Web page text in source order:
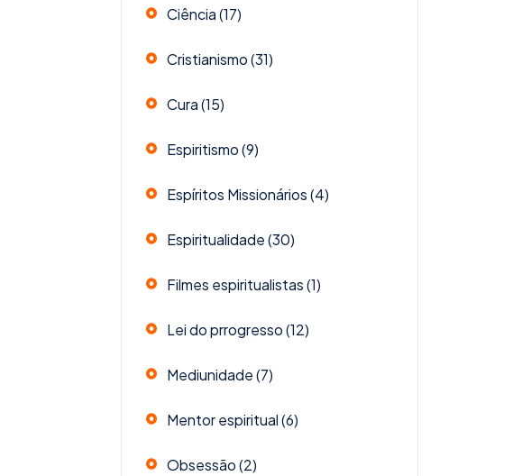
Ciência(17)
Cristianismo(31)
Cura(15)
Espiritismo(9)
Espíritos Missionários(4)
Espiritualidade(30)
Filmes espiritualistas(1)
Lei do prrogresso(12)
Mediunidade(7)
Mentor espiritual(6)
Obsessão(2)